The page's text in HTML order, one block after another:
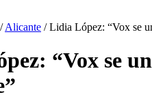
/Alicante /Lidia López: “Vox se
“Vox se